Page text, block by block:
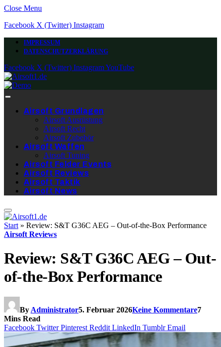
Close Menu
Facebook X (Twitter) Instagram
IMPRESSUM
DATENSCHUTZERKLÄRUNG
Facebook X (Twitter) InstagramYouTube
Airsoft Grundlagen
Airsoft Ausrüstung
Airsoft Recht
Airsoft Zubehör
Airsoft Waffen
Airsoft Tuning
Airsoft Felder Events
Airsoft Reviews
Airsoft Taktik
Airsoft News
Start » Review: S&T G36C AEG – Out-of-the-Box Performance
Airsoft Reviews
Review: S&T G36C AEG – Out-
of-the-Box Performance
By Administrator5. Februar 2026Keine Kommentare7
Mins Read
Facebook Twitter Pinterest Reddit LinkedIn Tumblr Email